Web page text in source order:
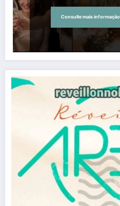
Consulte mais informação